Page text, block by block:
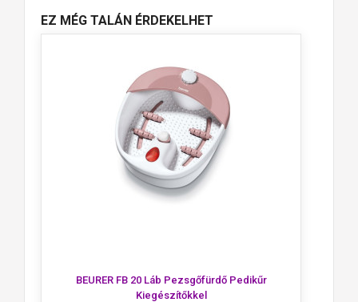
EZ MÉG TALÁN ÉRDEKELHET
BEURER FB 20 Láb Pezsgőfürdő Pedikűr
Kiegészítőkkel